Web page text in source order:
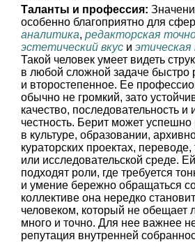
Таланты и профессия:
особенно благоприятно для
аналитика, редакторская
эстетический вкус и
Такой человек умеет видеть
в любой сложной задаче быстро
и второстепенное. Ее
обычно не громкий, зато
качество, последовательность и
честность. Берит может
в культуре, образовании,
кураторских проектах, переводе,
или исследовательской среде.
подходят роли, где требуется
и умение бережно обращаться
коллективе она нередко
человеком, который не обещает
много и точно. Для нее важнее
репутация внутренней